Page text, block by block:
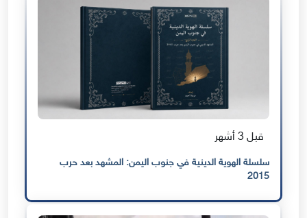
قبل 3 أشهر
سلسلة الهوية الدينية في جنوب اليمن: المشهد بعد حرب
2015